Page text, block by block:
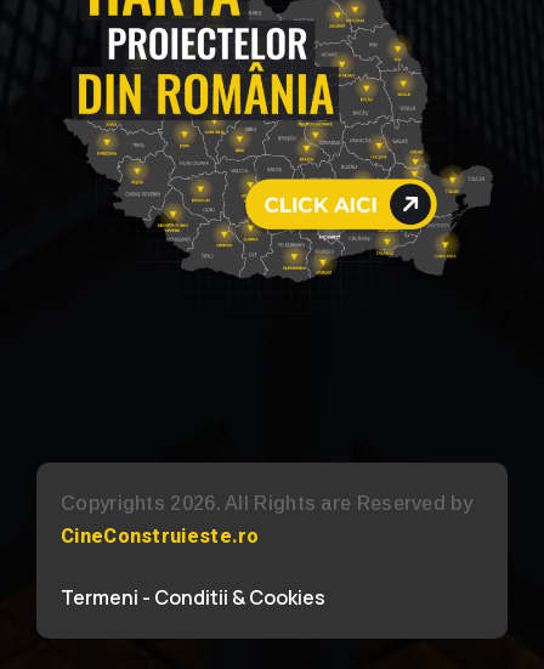
Copyrights 2026. All Rights are Reserved by
CineConstruieste.ro
Termeni - Conditii & Cookies